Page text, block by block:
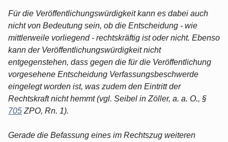
Für die Veröffentlichungswürdigkeit kann es dabei auch
nicht von Bedeutung sein, ob die Entscheidung - wie
mittlerweile vorliegend - rechtskräftig ist oder nicht. Ebenso
kann der Veröffentlichungswürdigkeit nicht
entgegenstehen, dass gegen die für die Veröffentlichung
vorgesehene Entscheidung Verfassungsbeschwerde
eingelegt worden ist, was zudem den Eintritt der
Rechtskraft nicht hemmt (vgl. Seibel in Zöller, a. a. O., §
705 ZPO, Rn. 1).
Gerade die Befassung eines im Rechtszug weiteren